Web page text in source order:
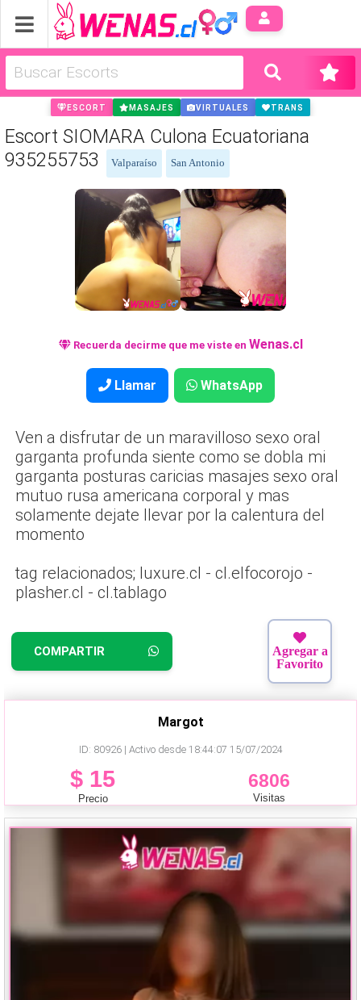
ESCORT MASAJES VIRTUALES TRANS
Escort SIOMARA Culona Ecuatoriana
935255753
Valparaíso San Antonio
Recuerda decirme que me viste en Wenas.cl
Llamar WhatsApp
Ven a disfrutar de un maravilloso sexo oral
garganta profunda siente como se dobla mi
garganta posturas caricias masajes sexo oral
mutuo rusa americana corporal y mas
solamente dejate llevar por la calentura del
momento
tag relacionados; luxure.cl - cl.elfocorojo -
plasher.cl - cl.tablago
COMPARTIR
Agregar a
Favorito
Margot
ID: 80926 | Activo desde 18:44:07 15/07/2024
$ 15
Precio
6806
Visitas